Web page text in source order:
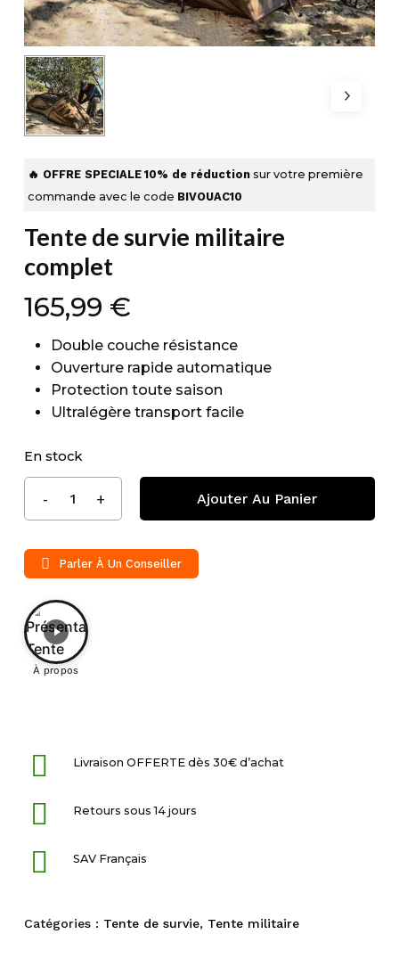
🔥 OFFRE SPECIALE 10% de réduction sur votre première
commande avec le code BIVOUAC10
Tente de survie militaire
complet
165,99 €
Double couche résistance
Ouverture rapide automatique
Protection toute saison
Ultralégère transport facile
En stock
Ajouter Au Panier
Parler À Un Conseiller
À propos
Livraison OFFERTE dès 30€ d’achat
Retours sous 14 jours
SAV Français
Catégories : Tente de survie, Tente militaire